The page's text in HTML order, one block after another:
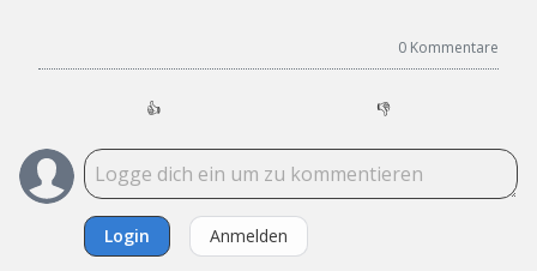
0 Kommentare
👍 👎
Login Anmelden